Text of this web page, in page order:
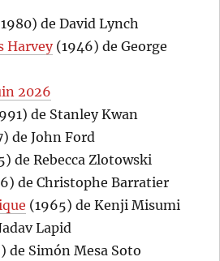
de David Lynch
Harvey(1946) de George
2026
de Stanley Kwan
de John Ford
de Rebecca Zlotowski
de Christophe Barratier
(1965) de Kenji Misumi
Lapid
de Simón Mesa Soto